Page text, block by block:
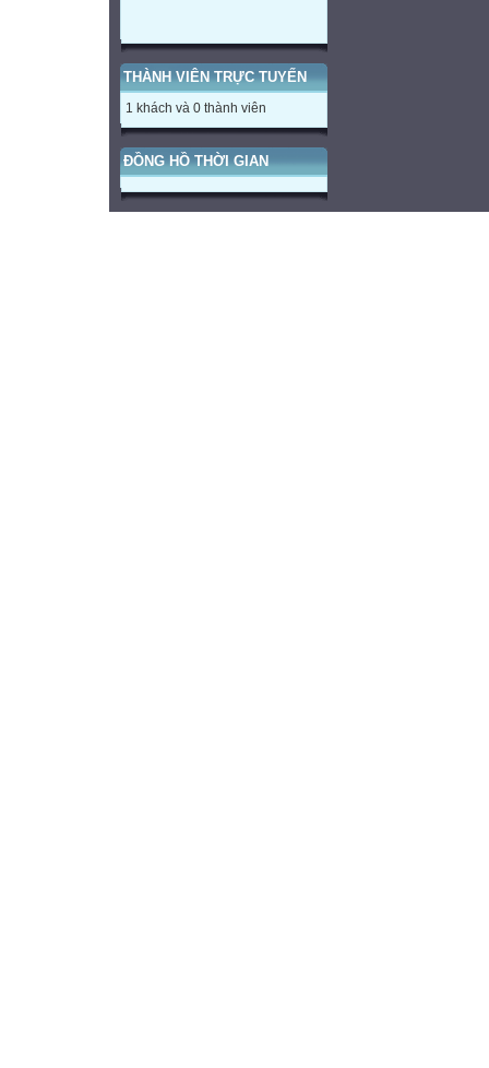
THÀNH VIÊN TRỰC TUYẾN
1 khách và 0 thành viên
ĐỒNG HỒ THỜI GIAN